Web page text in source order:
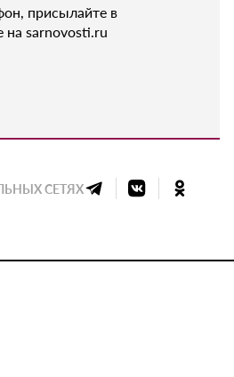
присылайте в
на sarnovosti.ru
СЕТЯХ